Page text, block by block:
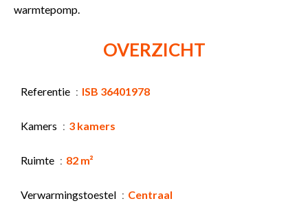
warmtepomp.
OVERZICHT
Referentie ISB 36401978
Kamers 3 kamers
Ruimte 82 m²
Verwarmingstoestel Centraal